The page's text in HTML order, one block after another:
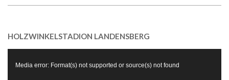
04
HOLZWINKELSTADION LANDENSBERG
Player
Media error: Format(s) not supported or source(s) not found